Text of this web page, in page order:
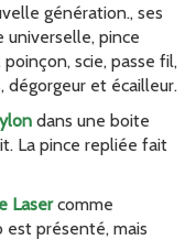
génération., ses
universelle, pince
scie, passe fil,
dégorgeur et écailleur.
dans une boite
La pince repliée fait
Lasercomme
est présenté, mais